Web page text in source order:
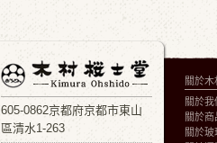
605-0862京都府京都市東山
區清水1-263
關於木
關於我
關於商
關於玻